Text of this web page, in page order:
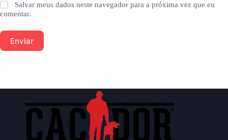
Salvar meus dados neste navegador para a próxima vez que eu
comentar.
Enviar